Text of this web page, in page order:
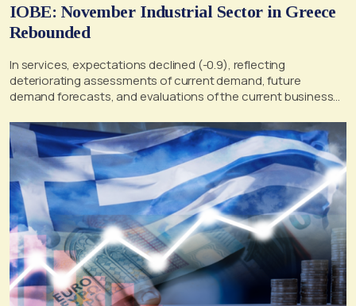
IOBE: November Industrial Sector in Greece
Rebounded
In services, expectations declined (-0.9), reflecting
deteriorating assessments of current demand, future
demand forecasts, and evaluations of the current business